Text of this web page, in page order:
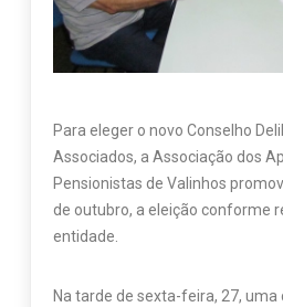
Para eleger o novo Conselho
Associados, a Associação dos
Pensionistas de Valinhos
de outubro, a eleição conforme
entidade.
Na tarde de sexta-feira, 27,